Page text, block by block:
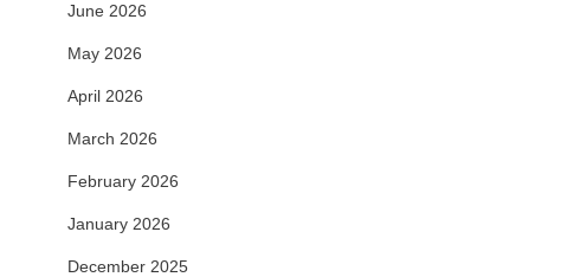
June 2026
May 2026
April 2026
March 2026
February 2026
January 2026
December 2025